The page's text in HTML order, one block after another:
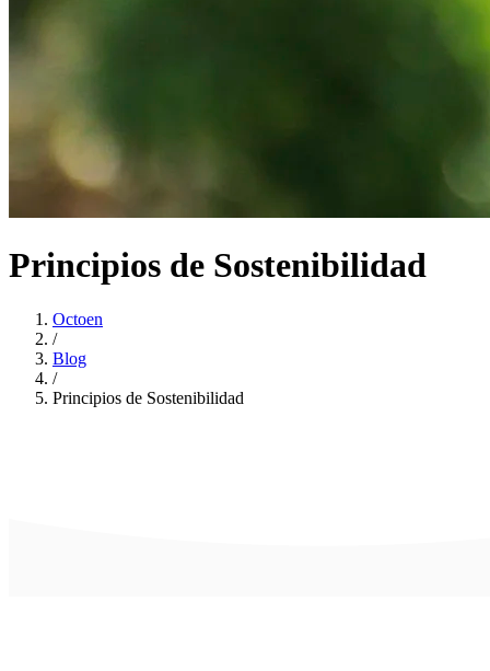
Principios de Sostenibilidad
Octoen
/
Blog
/
Principios de Sostenibilidad